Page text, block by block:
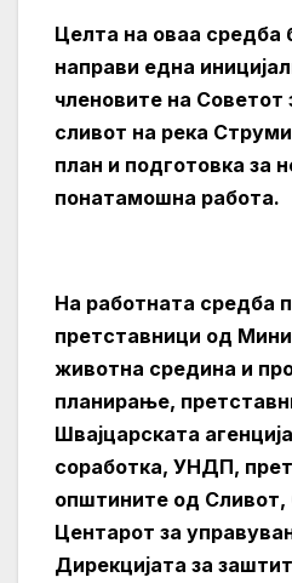
Целта на оваа средба
направи една
членовите на
сливот на река
план и подготовка за
понатамошна работа.
На работната средба
претставници од
животна средина и
планирање,
Швајцарската
соработка, УНДП,
општините од Сливот,
Центарот за
Дирекцијата за